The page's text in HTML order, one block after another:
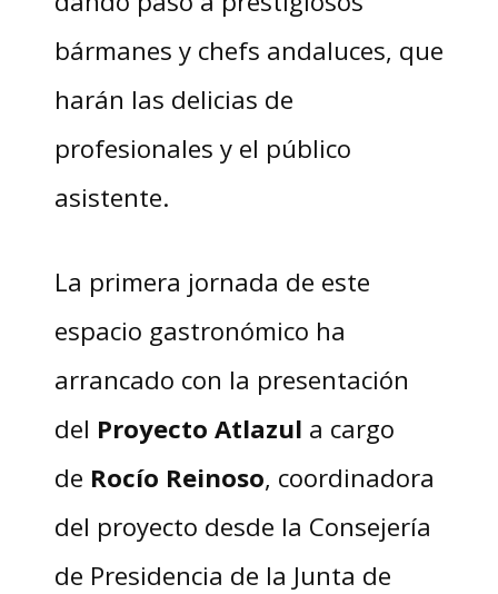
bármanes y chefs andaluces, que
harán las delicias de
profesionales y el público
asistente.
La primera jornada de este
espacio gastronómico ha
arrancado con la presentación
del Proyecto Atlazul a cargo
de Rocío Reinoso, coordinadora
del proyecto desde la Consejería
de Presidencia de la Junta de